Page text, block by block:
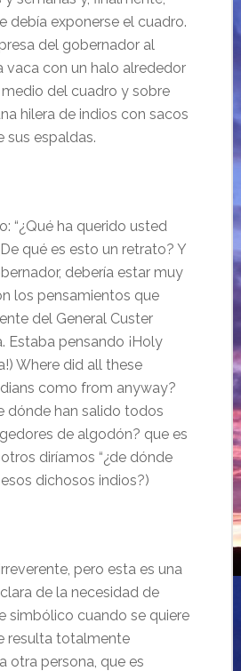
debía exponerse el cuadro.
del gobernador al
vaca con un halo alrededor
del cuadro y sobre
hilera de indios con sacos
sus espaldas.
“¿Qué ha querido usted
qué es esto un retrato? Y
debería estar muy
los pensamientos que
del General Custer
Estaba pensando ¡Holy
Where did all these
como from anyway?
dónde han salido todos
de algodón? que es
diríamos “¿de dónde
dichosos indios?)
pero esta es una
de la necesidad de
simbólico cuando se quiere
resulta totalmente
otra persona, que es